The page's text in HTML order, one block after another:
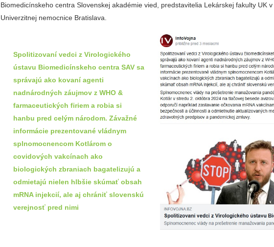
Biomedicínskeho centra Slovenskej akadémie vied, predstavitelia Lekárskej fakulty UK
Univerzitnej nemocnice Bratislava.
Spolitizovaní vedci z Virologického
ústavu Biomedicínskeho centra SAV sa
správajú ako kovaní agenti
nadnárodných záujmov z WHO &
farmaceutických firiem a robia si
hanbu pred celým národom. Závažné
informácie prezentované vládnym
splnomocnencom Kotlárom o
covidových vakcínach ako
biologických zbraniach bagatelizujú a
odmietajú nielen hlbšie skúmať obsah
mRNA injekcií, ale aj chrániť slovenskú
verejnosť pred nimi